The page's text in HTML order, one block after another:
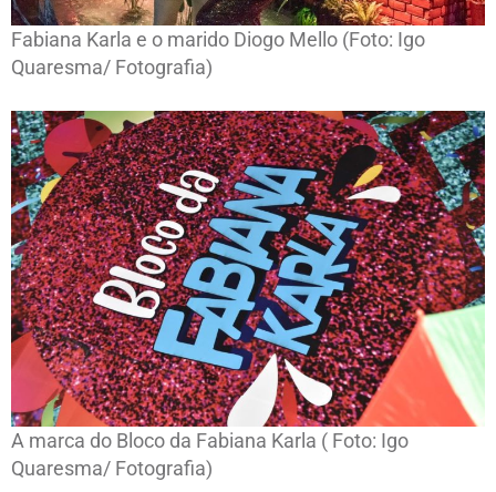
Fabiana Karla e o marido Diogo Mello (Foto: Igo
Quaresma/ Fotografia)
A marca do Bloco da Fabiana Karla ( Foto: Igo
Quaresma/ Fotografia)